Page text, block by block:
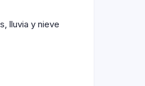
lluvia y nieve